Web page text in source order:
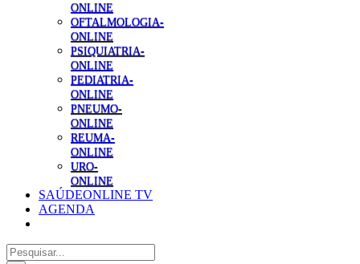
ONLINE
OFTALMOLOGIA-
ONLINE
PSIQUIATRIA-
ONLINE
PEDIATRIA-
ONLINE
PNEUMO-
ONLINE
REUMA-
ONLINE
URO-
ONLINE
SAÚDEONLINE TV
AGENDA
Pesquisar